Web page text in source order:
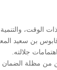
الوقت،
بن سعيد
جلالته.
مظلة الضمان